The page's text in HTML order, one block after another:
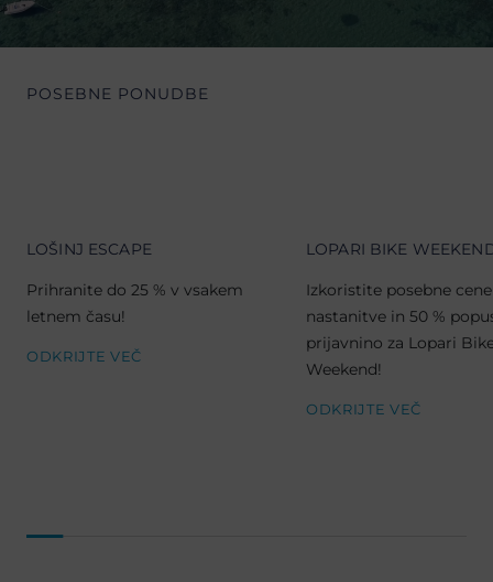
POSEBNE PONUDBE
LOŠINJ ESCAPE
Prihranite do 25 % v vsakem
letnem času!
ODKRIJTE VEČ
LOPARI BIKE
Izkoristite posebne cene
nastanitve in 50 %
prijavnino za Lopari
Weekend!
ODKRIJTE VEČ